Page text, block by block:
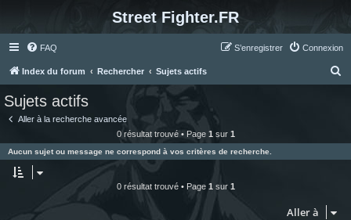
Street Fighter.FR
FAQ Connexion
S’enregistrer
Index du forum Rechercher Sujets actifs
e
Sujets actifs
Aller à la recherche avancée
0 résultat trouvé • Page 1 sur 1
Aucun sujet ou message ne correspond à vos critères de recherche.
0 résultat trouvé • Page 1 sur 1
Aller à